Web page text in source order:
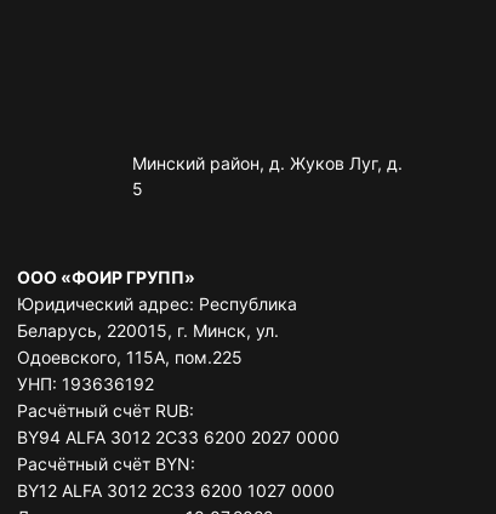
Минский район, д. Жуков Луг, д.
5
ООО «ФОИР ГРУПП»
Юридический адрес: Республика
Беларусь, 220015, г. Минск, ул.
Одоевского, 115А, пом.225
УНП: 193636192
Расчётный счёт RUB:
BY94 ALFA 3012 2C33 6200 2027 0000
Расчётный счёт BYN:
BY12 ALFA 3012 2C33 6200 1027 0000